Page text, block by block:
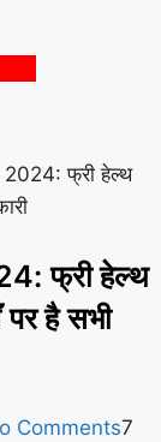
फ्री हेल्थ
फ्री हेल्थ
है सभी
Comments7